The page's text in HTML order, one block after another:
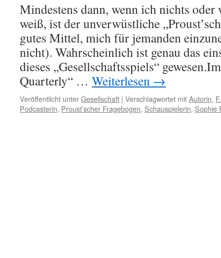
Mindestens dann, wenn ich nichts oder
weiß, ist der unverwüstliche
gutes Mittel, mich für jemanden
nicht). Wahrscheinlich ist genau das
dieses „Gesellschaftsspiels“
Quarterly“ … Weiterlesen →
Veröffentlicht unterGesellschaft | Verschlagwortet mitAutorin,
Podcasterin, Proust’scher Fragebogen, Schauspielerin, Sophie